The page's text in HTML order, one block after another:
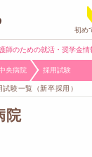
師のための就活・奨学金情
央病院 採用試験
験一覧（新卒採用）
院